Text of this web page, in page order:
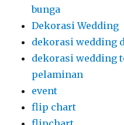
bunga
Dekorasi Wedding
dekorasi wedding
dekorasi wedding
pelaminan
event
flip chart